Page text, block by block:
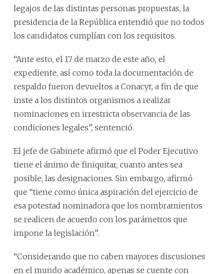
legajos de las distintas personas propuestas, la
presidencia de la República entendió que no todos
los candidatos cumplían con los requisitos.
“Ante esto, el 17 de marzo de este año, el
expediente, así como toda la documentación de
respaldo fueron devueltos a Conacyt, a fin de que
inste a los distintos organismos a realizar
nominaciones en irrestricta observancia de las
condiciones legales”, sentenció.
El jefe de Gabinete afirmó que el Poder Ejecutivo
tiene el ánimo de finiquitar, cuanto antes sea
posible, las designaciones. Sin embargo, afirmó
que “tiene como única aspiración del ejercicio de
esa potestad nominadora que los nombramientos
se realicen de acuerdo con los parámetros que
impone la legislación”.
“Considerando que no caben mayores discusiones
en el mundo académico, apenas se cuente con